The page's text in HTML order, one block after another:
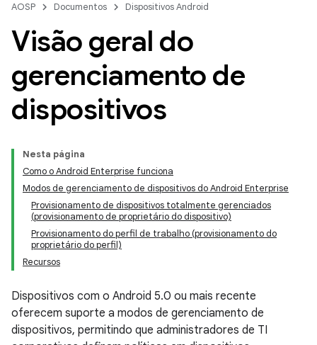
AOSP Documentos Dispositivos Android
Visão geral do
gerenciamento de
dispositivos
Nesta página
Como o Android Enterprise funciona
Modos de gerenciamento de dispositivos do Android Enterprise
Provisionamento de dispositivos totalmente gerenciados
(provisionamento de proprietário do dispositivo)
Provisionamento do perfil de trabalho (provisionamento do
proprietário do perfil)
Recursos
Dispositivos com o Android 5.0 ou mais recente
oferecem suporte a modos de gerenciamento de
dispositivos, permitindo que administradores de TI